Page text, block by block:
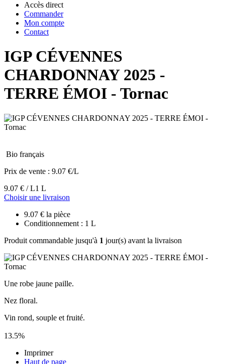
Accès direct
Commander
Mon compte
Contact
IGP CÉVENNES
CHARDONNAY 2025 -
TERRE ÉMOI - Tornac
Bio français
Prix de vente : 9.07 €/L
9.07 € / L1 L
Choisir une livraison
9.07 € la pièce
Conditionnement : 1 L
Produit commandable jusqu'à 1 jour(s) avant la livraison
Une robe jaune paille.
Nez floral.
Vin rond, souple et fruité.
13.5%
Imprimer
Haut de page